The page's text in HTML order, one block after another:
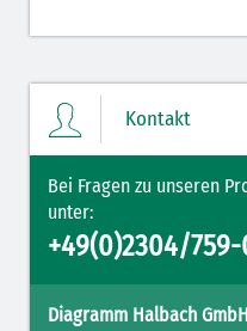
Kontakt
Bei Fragen zu unseren
unter:
+49(0)2304/
Diagramm Halbach